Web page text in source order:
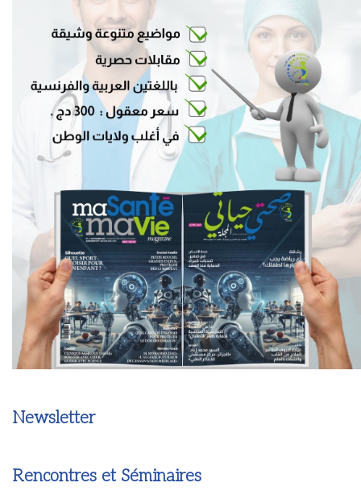
Newsletter
Rencontres et Séminaires